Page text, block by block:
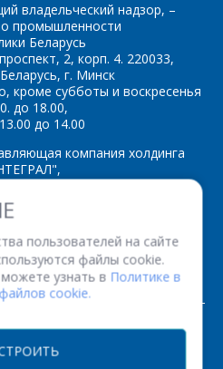
пользователей на сайте
файлы cookie.
узнать в Политике в
cookie.
владельческий надзор, –
промышленности
Беларусь
2, корп. 4. 220033,
г. Минск
кроме субботы и воскресенья
до 18.00,
до 14.00
компания холдинга
327, г. Минск, 220108,
Беларусь
12 94 УНП 100386629
от 01.08.2013 г.
права защищены.